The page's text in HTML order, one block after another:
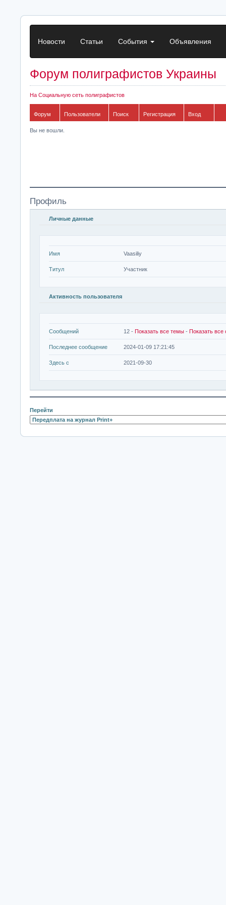
Новости Статьи События Объявления
Форум полиграфистов Украины
На Социальную сеть полиграфистов
Форум Пользователи Поиск Регистрация Вход
Вы не вошли.
Профиль
Личные данные
Имя Vaasiliy
Титул Участник
Активность пользователя
Сообщений 12 - Показать все темы- Показать все
Последнее сообщение 2024-01-09 17:21:45
Здесь с 2021-09-30
Перейти